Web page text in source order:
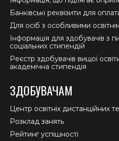
Банківські реквізити для
Для осіб з особливими
Інформація для здобувачів з
соціальних стипендій
Реєстр здобувачів вищої
академічна стипендія
ЗДОБУВАЧАМ
Центр освітніх дистанційних
Розклад занять
Рейтинг успішності